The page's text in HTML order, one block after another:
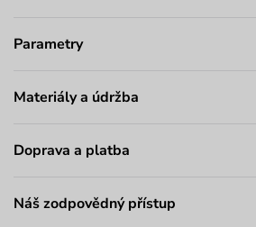
Parametry
Materiály a údržba
Doprava a platba
Náš zodpovědný přístup